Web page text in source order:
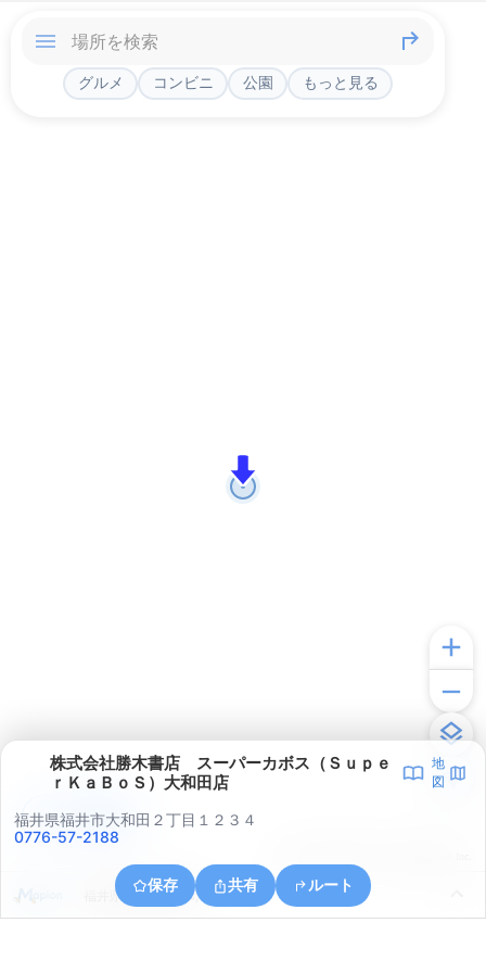
グルメ コンビニ 公園 もっと見る
株式会社勝木書店 スーパーカボス（Ｓｕｐｅ
ｒＫａＢｏＳ）大和田店
地
図
福井県福井市大和田２丁目１２３４
0776-57-2188
保存 共有 ルート
福井県福井市高木町
アプリで見る